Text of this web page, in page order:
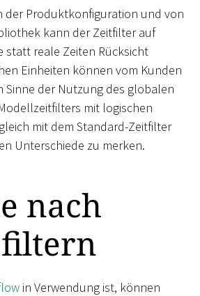
der Produktkonfiguration und von
kann der Zeitfilter auf
statt reale Zeiten Rücksicht
Einheiten können vom Kunden
Sinne der Nutzung des globalen
mit logischen
mit dem Standard-Zeitfilter
Unterschiede zu merken.
nach
filtern
in Verwendung ist, können